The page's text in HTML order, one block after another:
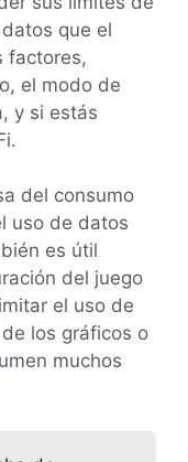
que el
factores,
el modo de
y si estás
del consumo
uso de datos
es útil
del juego
el uso de
los gráficos o
muchos